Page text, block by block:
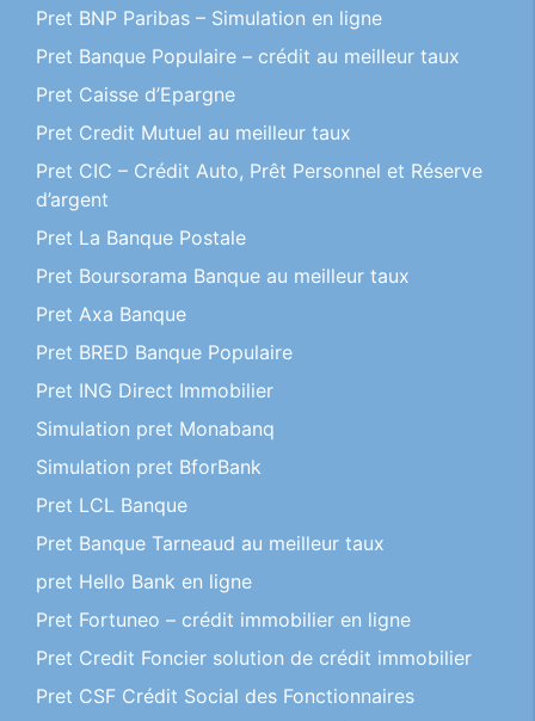
Pret BNP Paribas – Simulation en ligne
Pret Banque Populaire – crédit au meilleur taux
Pret Caisse d’Epargne
Pret Credit Mutuel au meilleur taux
Pret CIC – Crédit Auto, Prêt Personnel et Réserve
d’argent
Pret La Banque Postale
Pret Boursorama Banque au meilleur taux
Pret Axa Banque
Pret BRED Banque Populaire
Pret ING Direct Immobilier
Simulation pret Monabanq
Simulation pret BforBank
Pret LCL Banque
Pret Banque Tarneaud au meilleur taux
pret Hello Bank en ligne
Pret Fortuneo – crédit immobilier en ligne
Pret Credit Foncier solution de crédit immobilier
Pret CSF Crédit Social des Fonctionnaires